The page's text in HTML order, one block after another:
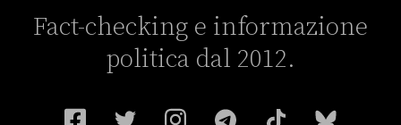
Fact-checking e informazione
politica dal 2012.